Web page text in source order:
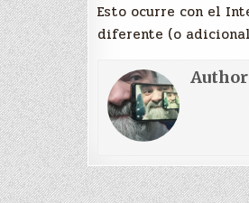
Esto ocurre con el
diferente (o